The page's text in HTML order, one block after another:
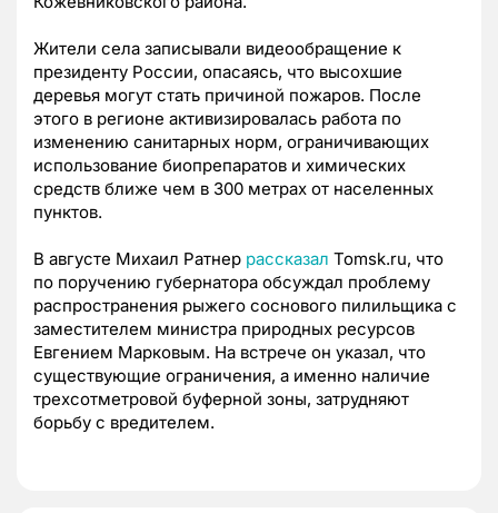
Жители села записывали видеообращение к
президенту России, опасаясь, что высохшие
деревья могут стать причиной пожаров. После
этого в регионе активизировалась работа по
изменению санитарных норм, ограничивающих
использование биопрепаратов и химических
средств ближе чем в 300 метрах от населенных
пунктов.
В августе Михаил Ратнер рассказал Tomsk.ru, что
по поручению губернатора обсуждал проблему
распространения рыжего соснового пилильщика с
заместителем министра природных ресурсов
Евгением Марковым. На встрече он указал, что
существующие ограничения, а именно наличие
трехсотметровой буферной зоны, затрудняют
борьбу с вредителем.